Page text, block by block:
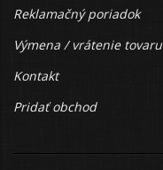
Reklamačný poriadok
Výmena / vrátenie tovaru
Kontakt
Pridať obchod